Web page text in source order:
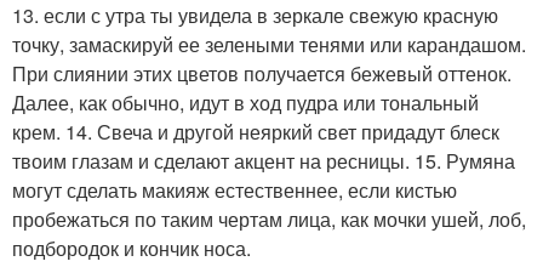
13. если с утра ты увидела в зеркале свежую красную
точку, замаскируй ее зелеными тенями или карандашом.
При слиянии этих цветов получается бежевый оттенок.
Далее, как обычно, идут в ход пудра или тональный
крем. 14. Свеча и другой неяркий свет придадут блеск
твоим глазам и сделают акцент на ресницы. 15. Румяна
могут сделать макияж естественнее, если кистью
пробежаться по таким чертам лица, как мочки ушей, лоб,
подбородок и кончик носа.